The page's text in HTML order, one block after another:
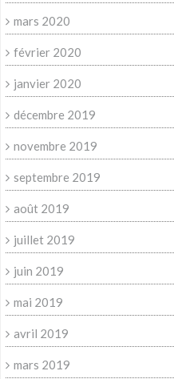
mars 2020
février 2020
janvier 2020
décembre 2019
novembre 2019
septembre 2019
août 2019
juillet 2019
juin 2019
mai 2019
avril 2019
mars 2019